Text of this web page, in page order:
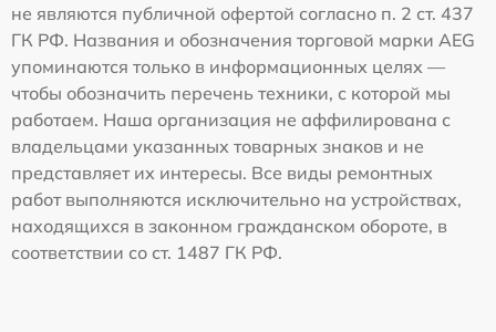
не являются публичной офертой согласно п. 2 ст. 437
ГК РФ. Названия и обозначения торговой марки AEG
упоминаются только в информационных целях —
чтобы обозначить перечень техники, с которой мы
работаем. Наша организация не аффилирована с
владельцами указанных товарных знаков и не
представляет их интересы. Все виды ремонтных
работ выполняются исключительно на устройствах,
находящихся в законном гражданском обороте, в
соответствии со ст. 1487 ГК РФ.